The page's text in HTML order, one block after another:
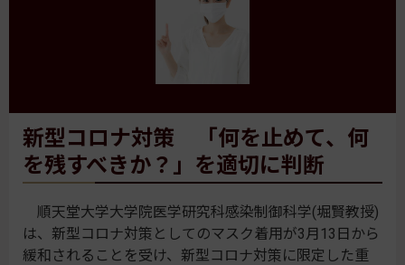
新型コロナ対策 「何を止めて、何
を残すべきか？」を適切に判断
順天堂大学大学院医学研究科感染制御科学(堀賢教授)
は、新型コロナ対策としてのマスク着用が3月13日から
緩和されることを受け、新型コロナ対策に限定した重